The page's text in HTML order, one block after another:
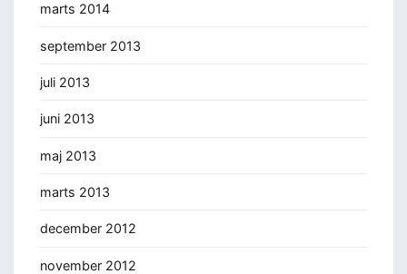
marts 2014
september 2013
juli 2013
juni 2013
maj 2013
marts 2013
december 2012
november 2012